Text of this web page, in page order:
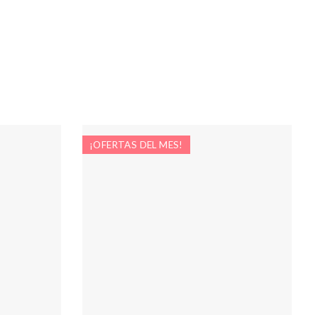
¡OFERTAS DEL MES!